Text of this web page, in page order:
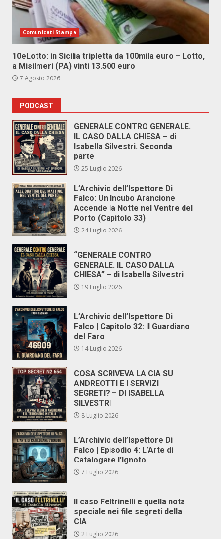
Comunicati Stampa
10eLotto: in Sicilia tripletta da 100mila euro – Lotto,
a Misilmeri (PA) vinti 13.500 euro
7 Agosto 2026
PODCAST
GENERALE CONTRO GENERALE.
IL CASO DALLA CHIESA – di
Isabella Silvestri. Seconda
parte
25 Luglio 2026
L’Archivio dell’Ispettore Di
Falco: Un Incubo Arancione
Accende la Notte nel Ventre del
Porto (Capitolo 33)
24 Luglio 2026
“GENERALE CONTRO
GENERALE. IL CASO DALLA
CHIESA” – di Isabella Silvestri
19 Luglio 2026
L’Archivio dell’Ispettore Di
Falco | Capitolo 32: Il Guardiano
del Faro
14 Luglio 2026
COSA SCRIVEVA LA CIA SU
ANDREOTTI E I SERVIZI
SEGRETI? – DI ISABELLA
SILVESTRI
8 Luglio 2026
L’Archivio dell’Ispettore Di
Falco | Episodio 4: L’Arte di
Catalogare l’Ignoto
7 Luglio 2026
Il caso Feltrinelli e quella nota
speciale nei file segreti della
CIA
2 Luglio 2026